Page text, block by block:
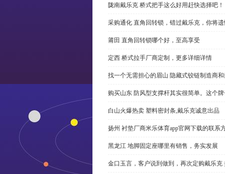
陇南戴乐克 桥式把手这么好用赶快选择吧！
采购通化 直角回转锁，错过戴乐克，你将
莆田 直角回转锁哪个好，至高享受
定西 桥式拉手厂商定制，更多详细详情
找一个无需担心的眉山 隐藏式铰链制造商
购买山东 防风型支撑杆其实很简单。这个
白山火爆热卖 塑料密封条,戴乐克诚意出品
扬州 衬垫厂商米乐体育app官网下载的联系
黑龙江 地脚固定座哪里有销售，务实发展
金口玉言，客户说到做到，再次定购戴乐克